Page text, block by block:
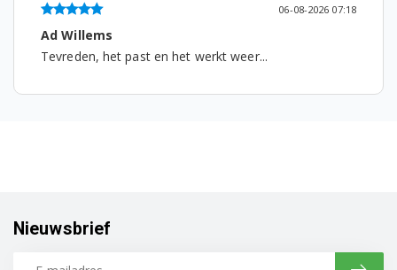
06-08-2026 07:18
Ad Willems
Tevreden, het past en het werkt weer...
Nieuwsbrief